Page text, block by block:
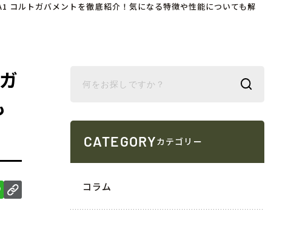
コルトガバメントを徹底紹介！気になる特徴や性能についても解
CATEGORYカテゴリー
コラム